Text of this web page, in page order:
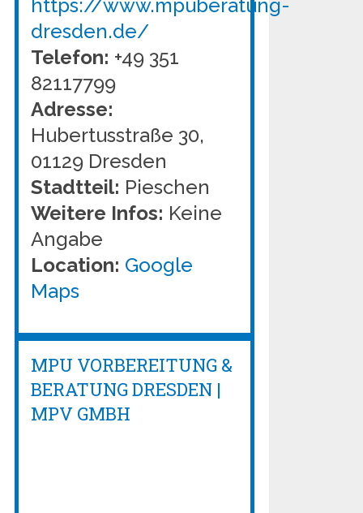
https://www.mpuberatung-
dresden.de/
Telefon: +49 351
82117799
Adresse:
Hubertusstraße 30,
01129 Dresden
Stadtteil: Pieschen
Weitere Infos: Keine
Angabe
Location: Google
Maps
MPU VORBEREITUNG &
BERATUNG DRESDEN |
MPV GMBH